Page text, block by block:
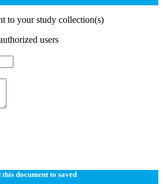
to your study collection(s)
users
this document to saved